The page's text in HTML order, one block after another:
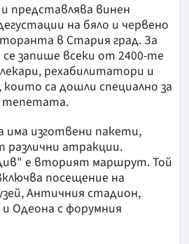
представлява винен
на бяло и червено
в Стария град. За
запише всеки от 2400-те
рехабилитатори и
са дошли специално за
тепетата.
има изготвени пакети,
атракции.
е вторият маршрут. Той
посещение на
Античния стадион,
Одеона с форумния